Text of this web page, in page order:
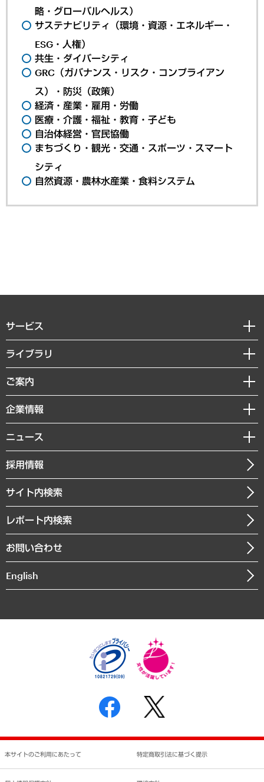
略・グローバルヘルス）
サステナビリティ（環境・資源・エネルギー・
ESG・人権）
共生・ダイバーシティ
GRC（ガバナンス・リスク・コンプライアン
ス）・防災（政策）
経済・産業・雇用・労働
医療・介護・福祉・教育・子ども
自治体経営・官民協働
まちづくり・観光・交通・スポーツ・スマート
シティ
自然資源・農林水産業・食料システム
サービス
経営戦略
組織・人事戦略
デジタルイノベーション
共生・ダイバーシティ
GRC（ガバナンス・リスク・コンプライアンス）・防災（政策）
経済・産業・雇用・労働
まちづくり・観光・交通・スポーツ・スマートシティ
自然資源・農林水産業・食料システム
ライブラリ
経済調査
レポート
コラム
経営用語集
受託・受注実績（官公庁関連）
メディア掲載・出演
ご案内
セミナー・イベント情報
MUFGビジネスセミナー
受託案件情報
企業情報
私たちの想い
社長メッセージ
会社概要
沿革
組織図・本部部室紹介
インドネシア現地法人
個人情報保護方針
反社会的勢力に対する基本方針
書面による個人情報の開示等の請求の手続きについて
ニュース
ニュースリリース
お知らせ
採用情報
サイト内検索
レポート内検索
お問い合わせ
English
本サイトのご利用にあたって 特定商取引法に基づく提示